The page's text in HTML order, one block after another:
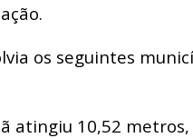
os seguintes
atingiu 10,52